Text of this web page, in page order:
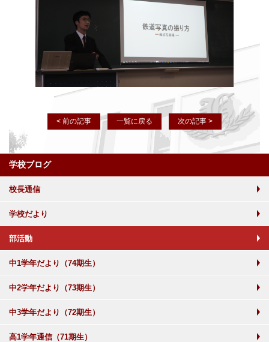
< 前の記事 一覧に戻る 次の記事 >
学校ブログ
校長通信
学校だより
部活動
中1学年だより（74期生）
中2学年だより（73期生）
中3学年だより（72期生）
高1学年通信（71期生）